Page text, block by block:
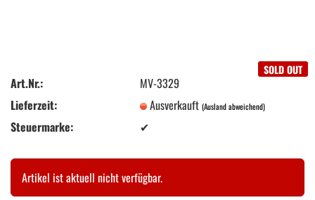
SOLD OUT
Art.Nr.:
MV-3329
Lieferzeit:
Ausverkauft(Ausland abweichend)
Steuermarke: ✔
Artikel ist aktuell nicht verfügbar.